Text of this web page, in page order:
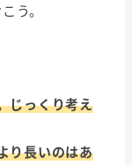
う。
じっくり考え
り長いのはあ